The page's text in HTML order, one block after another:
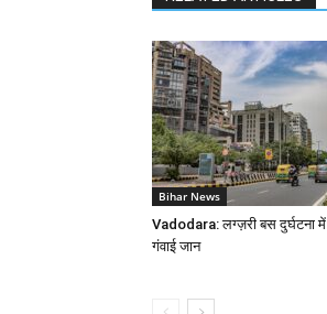
Bihar News
Vadodara: लग्ज़री बस दुर्घटना में
गंवाई जान